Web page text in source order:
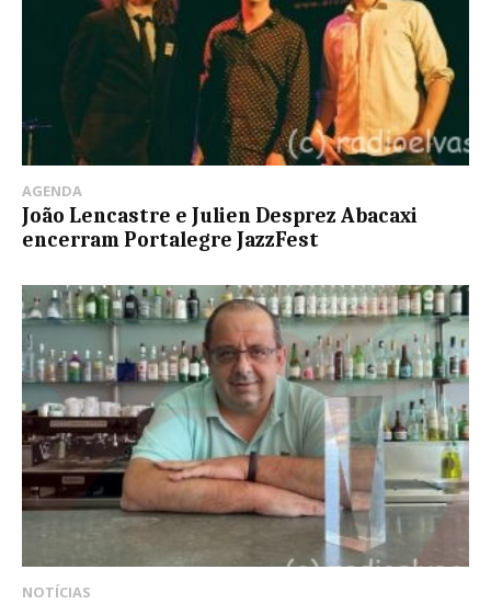
AGENDA
João Lencastre e Julien Desprez Abacaxi
encerram Portalegre JazzFest
NOTÍCIAS